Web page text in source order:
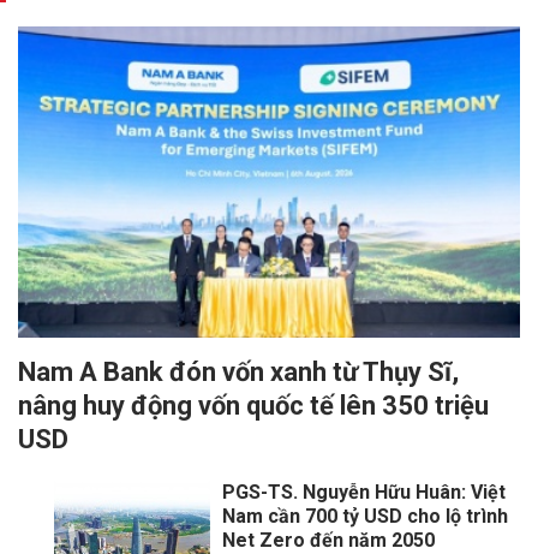
Nam A Bank đón vốn xanh từ Thụy Sĩ,
nâng huy động vốn quốc tế lên 350 triệu
USD
PGS-TS. Nguyễn Hữu Huân: Việt
Nam cần 700 tỷ USD cho lộ trình
Net Zero đến năm 2050